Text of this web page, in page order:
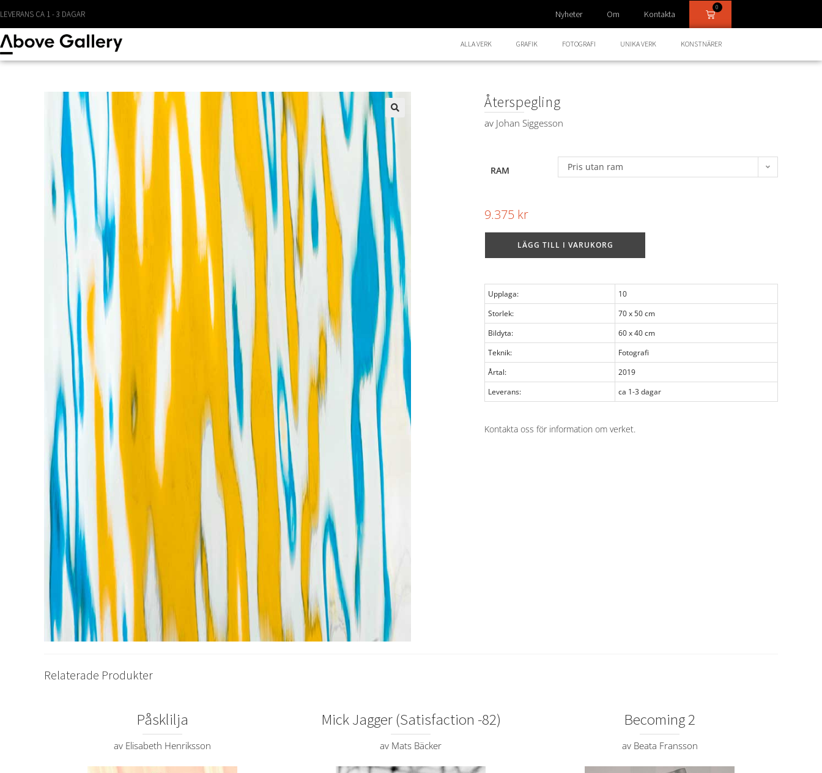
LEVERANS CA 1 - 3 DAGAR Nyheter Om Kontakta
0
ALLA VERK GRAFIK FOTOGRAFI UNIKA VERK KONSTNÄRER
🔍
Återspegling
av Johan Siggesson
RAM Pris utan ram
9.375 kr
LÄGG TILL I VARUKORG
Upplaga:
10
Storlek:
70 x 50 cm
Bildyta:
60 x 40 cm
Teknik:
Fotografi
Årtal:
2019
Leverans:
ca 1-3 dagar
Kontakta oss för information om verket.
Relaterade Produkter
Påsklilja
av Elisabeth Henriksson
Mick Jagger (Satisfaction -82)
av Mats Bäcker
Becoming 2
av Beata Fransson